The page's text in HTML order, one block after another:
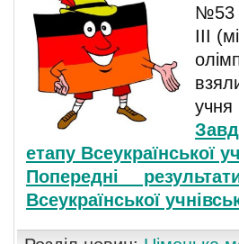
№53
ІІІ
учня
етапу Всеукраїнської
Попередні
Всеукраїнської